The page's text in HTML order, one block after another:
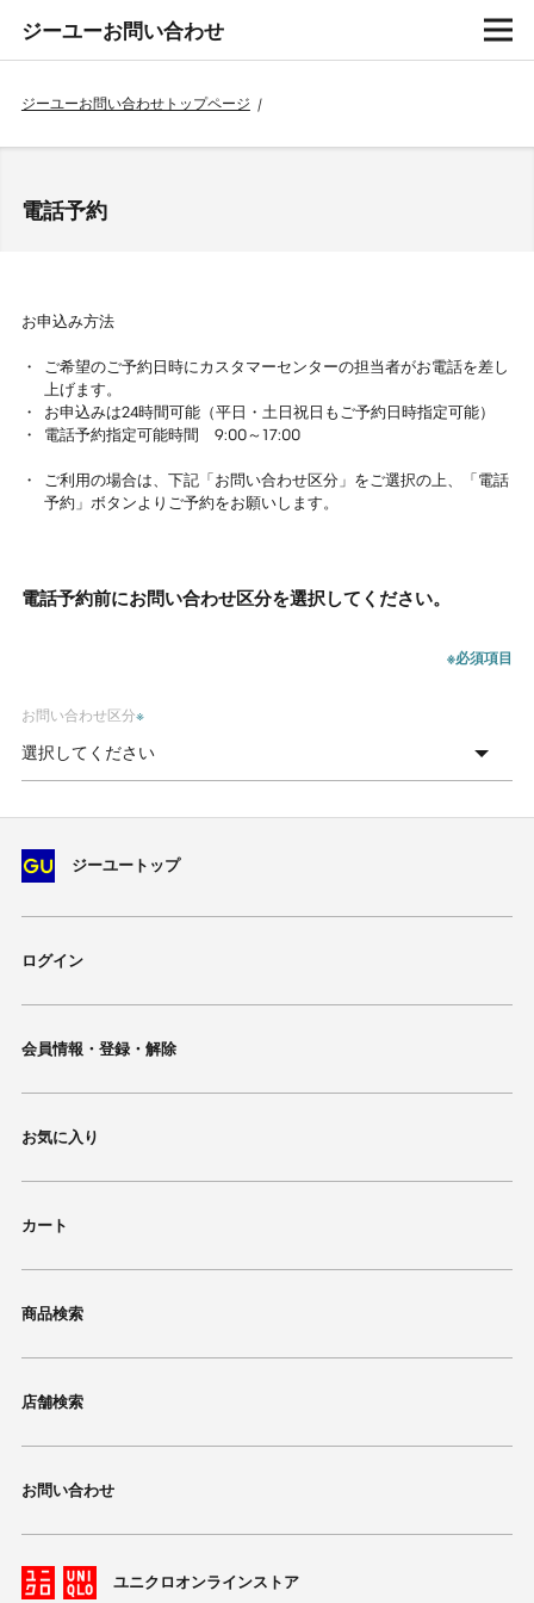
ジーユーお問い合わせ
ジーユーお問い合わせトップページ /
電話予約
お申込み方法
ご希望のご予約日時にカスタマーセンターの担当者がお電話を差し
上げます。
お申込みは24時間可能（平日・土日祝日もご予約日時指定可能）
電話予約指定可能時間 9:00～17:00
ご利用の場合は、下記「お問い合わせ区分」をご選択の上、「電話
予約」ボタンよりご予約をお願いします。
電話予約前にお問い合わせ区分を選択してください。
※必須項目
お問い合わせ区分※
ジーユートップ
ログイン
会員情報・登録・解除
お気に入り
カート
商品検索
店舗検索
お問い合わせ
ユニクロオンラインストア